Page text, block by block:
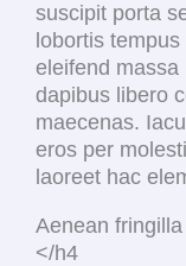
suscipit porta
lobortis
eleifend massa
dapibus libero
maecenas.
eros per
laoreet hac
Aenean
</h4